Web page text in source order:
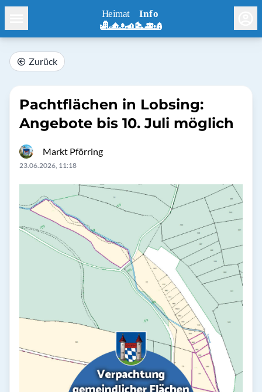
Zurück
Pachtflächen in Lobsing:
Angebote bis 10. Juli möglich
Markt Pförring
23.06.2026, 11:18